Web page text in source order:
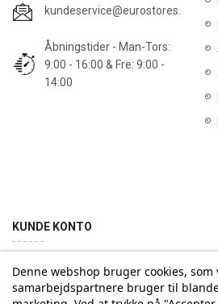
kundeservice@eurostores.dk
Åbningstider - Man-Tors:
9:00 - 16:00 & Fre: 9:00 -
14:00
KUNDE KONTO
Min konto Ordrehistorik
Denne webshop bruger cookies, som
samarbejdspartnere bruger til